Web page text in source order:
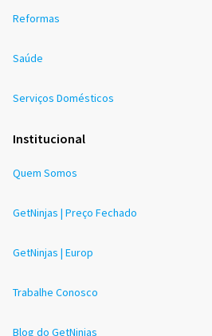
Reformas
Saúde
Serviços Domésticos
Institucional
Quem Somos
GetNinjas | Preço Fechado
GetNinjas | Europ
Trabalhe Conosco
Blog do GetNinjas